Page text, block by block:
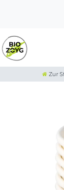
Zur